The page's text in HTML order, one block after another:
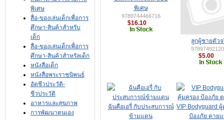
พิเศษ
สื่อ-ของเล่นเด็กเพื่อการ
ศึกษา-สินค้าสำหรับ
เด็ก
สื่อ-ของเล่นเด็กเพื่อการ
ศึกษา-สินค้าสำหรัลเด็ก
หนังสือเด็ก
หนังสือพระราชนิพนธ์
อัตชีวประวัติ-
ชีวประวัติ
อาหารและสุขภาพ
การพัฒนาตนเอง
พิเศษ
9789744466716
$16.10
ลูกผู้ชายตัวจ
$5.00
ฉันคือเอรี่ กับประสบการณ์
ข้ามแดน
VIP Bodyguard
ป้องภัย ตาย